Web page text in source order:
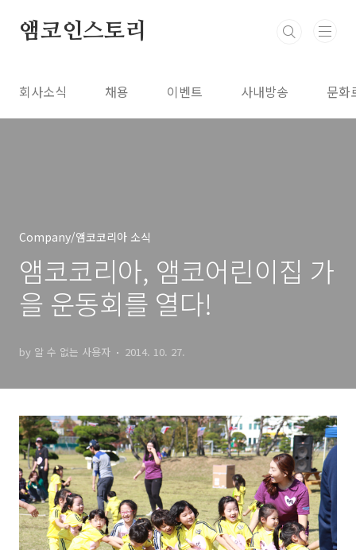
앰코인스토리
회사소식 채용 이벤트 사내방송 문화
Company/앰코코리아 소식
앰코코리아, 앰코어린이집 가
을 운동회를 열다!
by 알 수 없는 사용자 2014. 10. 27.